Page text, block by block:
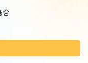
合